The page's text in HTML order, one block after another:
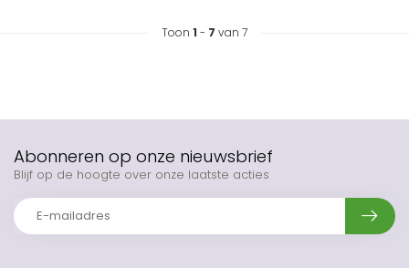
Toon 1 - 7 van 7
Abonneren op onze nieuwsbrief
Blijf op de hoogte over onze laatste acties